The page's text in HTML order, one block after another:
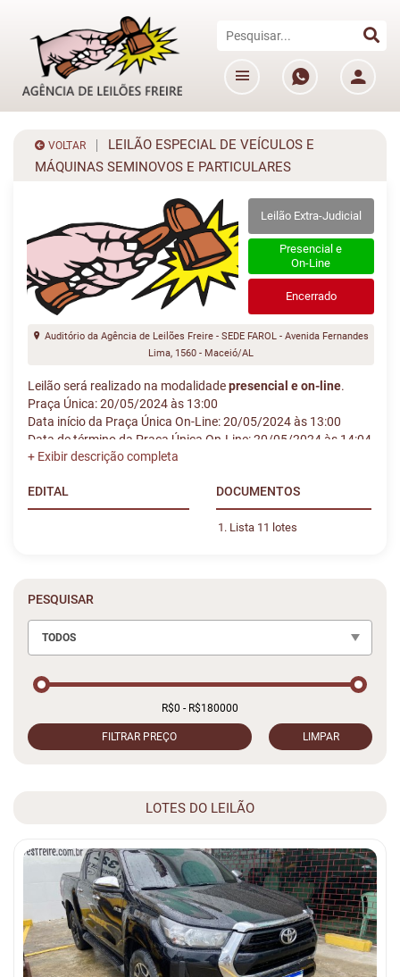
VOLTAR
LEILÃO ESPECIAL DE VEÍCULOS E
MÁQUINAS SEMINOVOS E PARTICULARES
Leilão Extra-Judicial
Presencial e
On-Line
Encerrado
Auditório da Agência de Leilões Freire - SEDE FAROL - Avenida Fernandes
Lima, 1560 - Maceió/AL
Leilão será realizado na modalidadepresencial e on-line.
Praça Única: 20/05/2024 às 13:00
Data início da Praça Única On-Line: 20/05/2024 às 13:00
Data de término da Praça Única On-Line: 20/05/2024 às 14:04
EDITAL DOCUMENTOS
Lista 11 lotes
PESQUISAR
TODOS
FILTRAR PREÇO LIMPAR
LOTES DO LEILÃO